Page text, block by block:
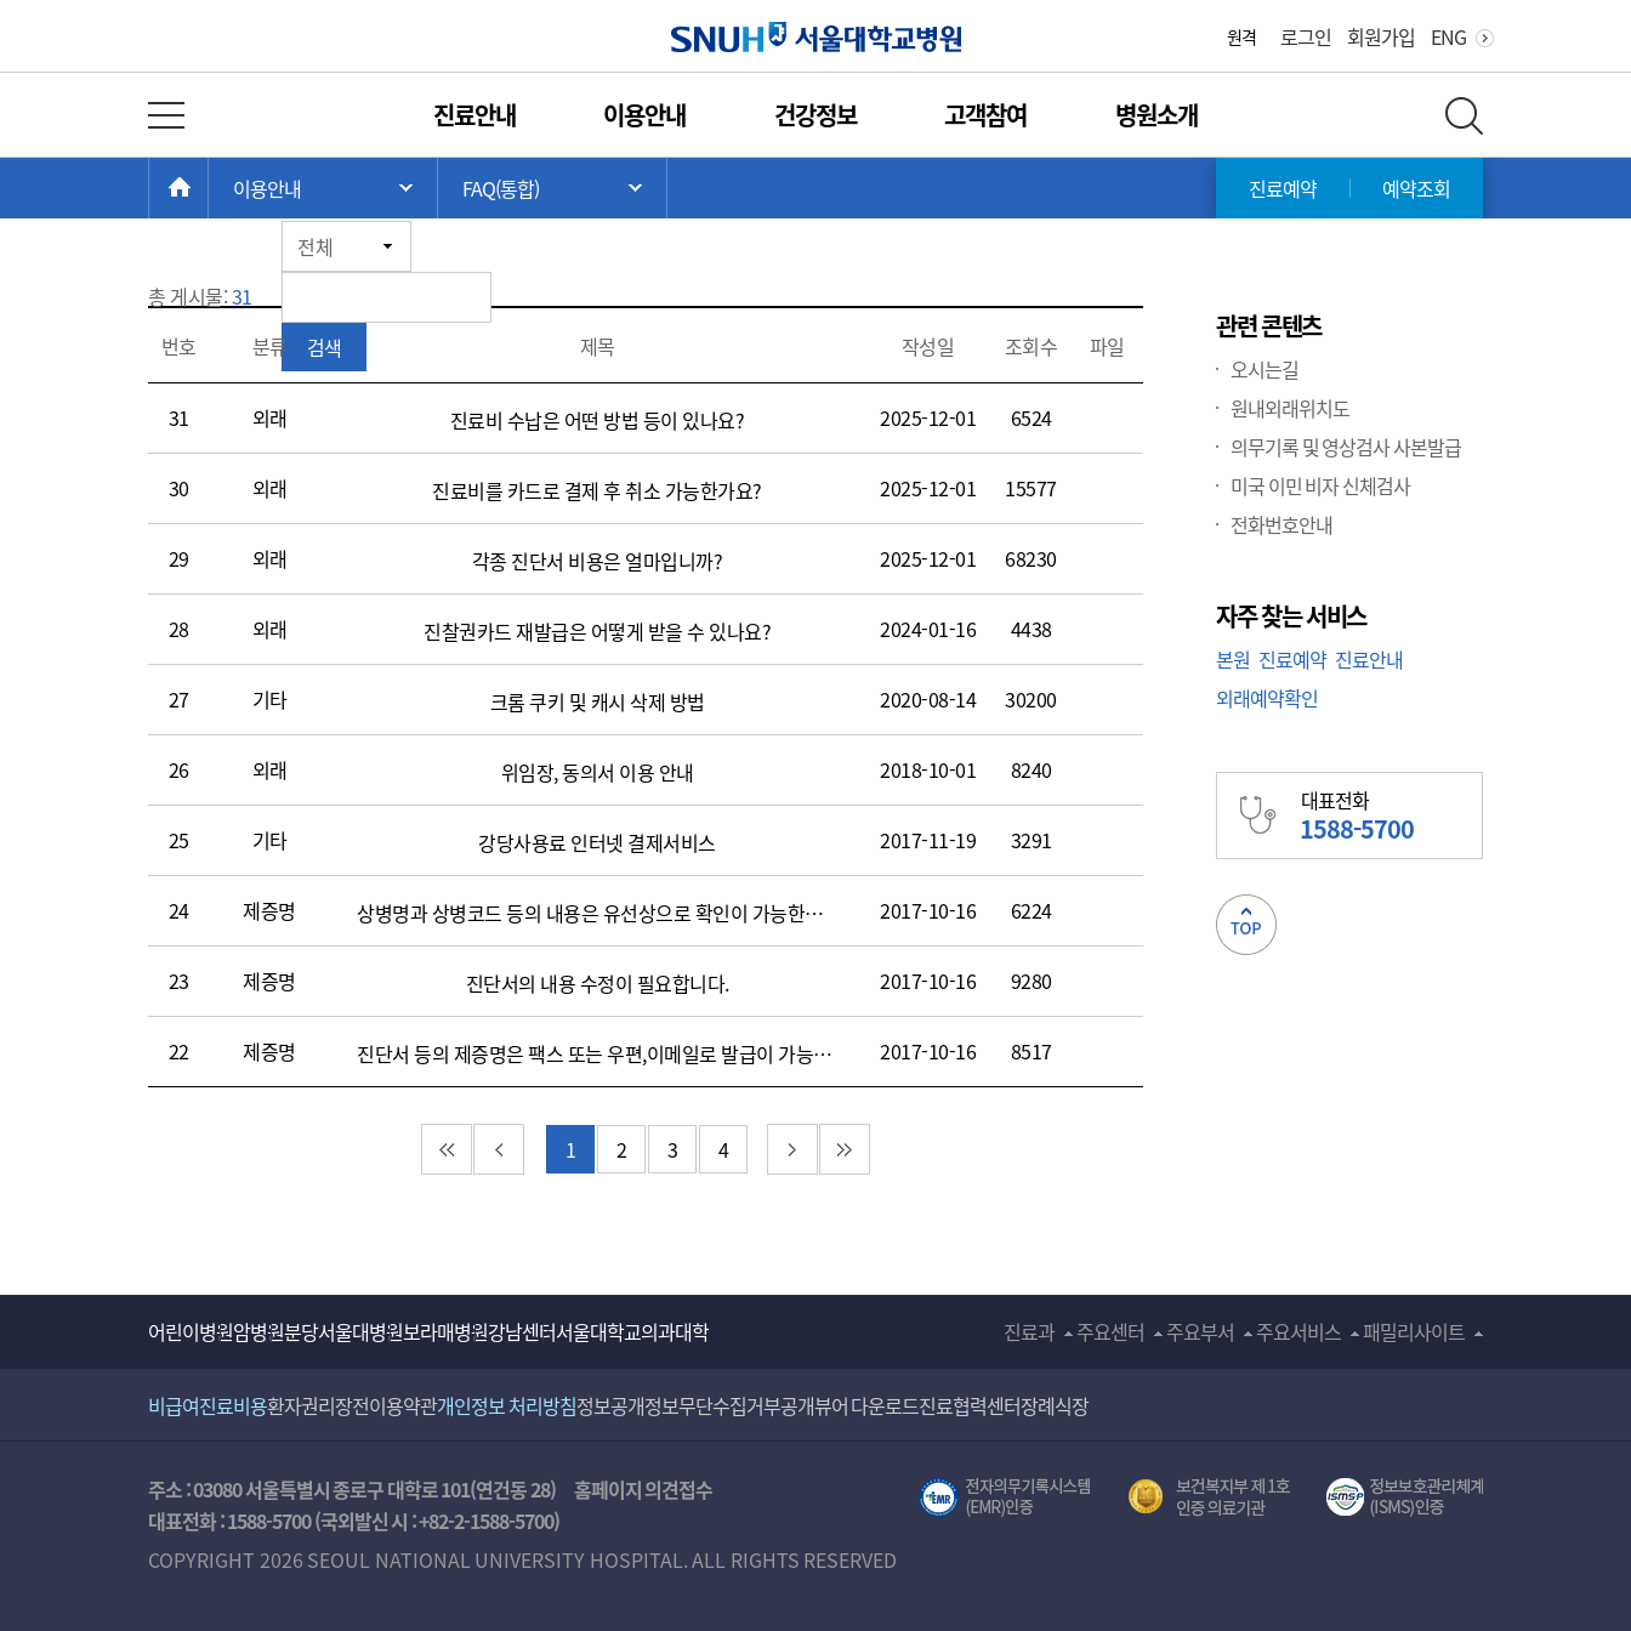
서울대학교병원 원격 로그인 회원가입 ENG
진료안내 이용안내 건강정보 고객참여 병원소개
HOME
이용안내 주 메뉴 목록 열기
FAQ(통합) 진료예약 예약조회
외래 입원 제증명 기타
총 게시물:31
게
시
검
색
전체
검색
용
안
목,
회
수,
파
일)
번호 분류 제목 작성일 조회수 파일
31 외래 진료비 수납은 어떤 방법 등이 있나요? 2025-12-01 6524
30 외래 진료비를 카드로 결제 후 취소 가능한가요? 2025-12-01 15577
29 외래 각종 진단서 비용은 얼마입니까? 2025-12-01 68230
28 외래 진찰권카드 재발급은 어떻게 받을 수 있나요? 2024-01-16 4438
27 기타 크롬 쿠키 및 캐시 삭제 방법 2020-08-14 30200
26 외래 위임장, 동의서 이용 안내 2018-10-01 8240
25 기타 강당사용료 인터넷 결제서비스 2017-11-19 3291
24 제증명 상병명과 상병코드 등의 내용은 유선상으로 확인이 가능한가요? 2017-10-16 6224
23 제증명 진단서의 내용 수정이 필요합니다. 2017-10-16 9280
22 제증명 진단서 등의 제증명은 팩스 또는 우편,이메일로 발급이 가능한가요? 2017-10-16 8517
첫 페이지이전 페이지
1 2 3 4 다음 페이지마지막 페이지
관련 콘텐츠
오시는길
원내외래위치도
의무기록 및 영상검사 사본발급
미국 이민 비자 신체검사
전화번호안내
자주 찾는 서비스
본원 진료예약 진료안내
외래예약확인
대표전화
1588-5700
어린이병원암병원분당서울대병원보라매병원강남센터서울대학교의과대학 진료과 주요센터 주요부서 주요서비스 패밀리사이트
비급여진료비용환자권리장전이용약관개인정보 처리방침정보공개정보무단수집거부공개뷰어 다운로드진료협력센터장례식장
주소 : 03080 서울특별시 종로구 대학로 101(연건동 28)
홈페이지 의견접수
대표전화 :1588-5700(국외발신 시 :+82-2-1588-5700)
COPYRIGHT 2026 SEOUL NATIONAL UNIVERSITY HOSPITAL. ALL RIGHTS RESERVED